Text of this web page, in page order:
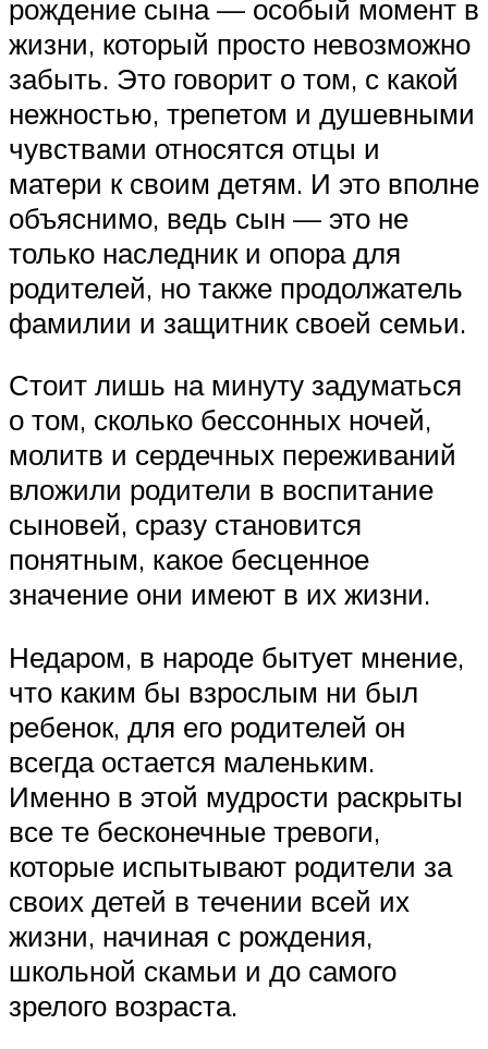
рождение сына — особый момент в
жизни, который просто невозможно
забыть. Это говорит о том, с какой
нежностью, трепетом и душевными
чувствами относятся отцы и
матери к своим детям. И это вполне
объяснимо, ведь сын — это не
только наследник и опора для
родителей, но также продолжатель
фамилии и защитник своей семьи.
Стоит лишь на минуту задуматься
о том, сколько бессонных ночей,
молитв и сердечных переживаний
вложили родители в воспитание
сыновей, сразу становится
понятным, какое бесценное
значение они имеют в их жизни.
Недаром, в народе бытует мнение,
что каким бы взрослым ни был
ребенок, для его родителей он
всегда остается маленьким.
Именно в этой мудрости раскрыты
все те бесконечные тревоги,
которые испытывают родители за
своих детей в течении всей их
жизни, начиная с рождения,
школьной скамьи и до самого
зрелого возраста.